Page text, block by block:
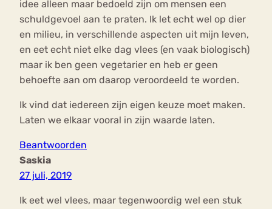
idee alleen maar bedoeld zijn om mensen een
schuldgevoel aan te praten. Ik let echt wel op dier
en milieu, in verschillende aspecten uit mijn leven,
en eet echt niet elke dag vlees (en vaak biologisch)
maar ik ben geen vegetarier en heb er geen
behoefte aan om daarop veroordeeld te worden.
Ik vind dat iedereen zijn eigen keuze moet maken.
Laten we elkaar vooral in zijn waarde laten.
Beantwoorden
Saskia
27 juli, 2019
Ik eet wel vlees, maar tegenwoordig wel een stuk